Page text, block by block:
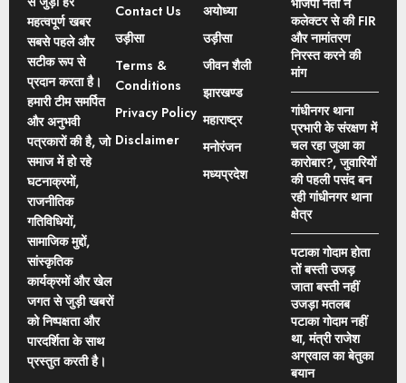
महत्वपूर्ण खबर
सबसे पहले और
सटीक रूप से
प्रदान करता है।
हमारी टीम समर्पित
और अनुभवी
पत्रकारों की है, जो
समाज में हो रहे
घटनाक्रमों,
राजनीतिक
गतिविधियों,
सामाजिक मुद्दों,
सांस्कृतिक
कार्यक्रमों और खेल
जगत से जुड़ी खबरों
को निष्पक्षता और
पारदर्शिता के साथ
प्रस्तुत करती है।
Contact Us
उड़ीसा
Terms &
Conditions
Privacy Policy
Disclaimer
अयोध्या
उड़ीसा
जीवन शैली
झारखण्ड
महाराष्ट्र
मनोरंजन
मध्यप्रदेश
कलेक्टर से की FIR
और नामांतरण
निरस्त करने की
मांग
गांधीनगर थाना
प्रभारी के संरक्षण में
चल रहा जुआ का
कारोबार?, जुवारियों
की पहली पसंद बन
रही गांधीनगर थाना
क्षेत्र
पटाका गोदाम होता
तों बस्ती उजड़
जाता बस्ती नहीं
उजड़ा मतलब
पटाका गोदाम नहीं
था, मंत्री राजेश
अग्रवाल का बेतुका
बयान